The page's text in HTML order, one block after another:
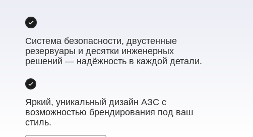
Яркий, уникальный дизайн АЗС с
возможностью брендирования под ваш
стиль.
Система безопасности, двустенные
резервуары и десятки инженерных
решений — надёжность в каждой детали.